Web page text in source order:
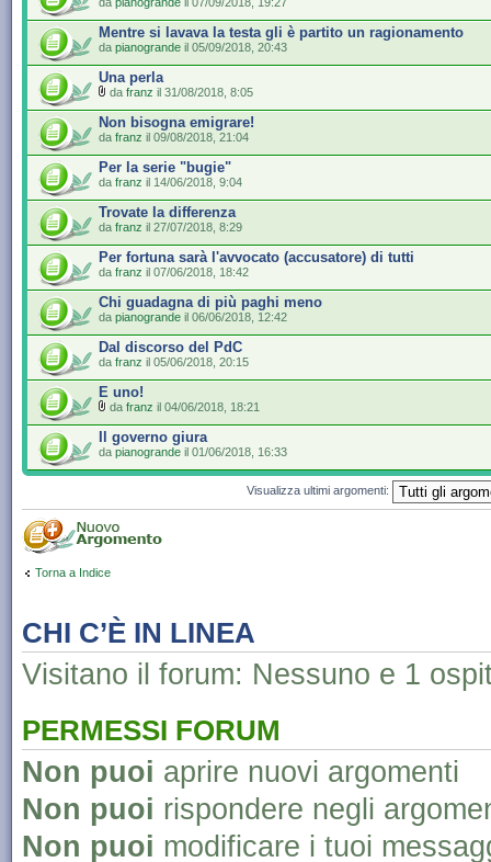
Mentre si lavava la testa gli è partito un ragionamento
da pianogrande il 05/09/2018, 20:43
Una perla
da franz il 31/08/2018, 8:05
Non bisogna emigrare!
da franz il 09/08/2018, 21:04
Per la serie "bugie"
da franz il 14/06/2018, 9:04
Trovate la differenza
da franz il 27/07/2018, 8:29
Per fortuna sarà l'avvocato (accusatore) di tutti
da franz il 07/06/2018, 18:42
Chi guadagna di più paghi meno
da pianogrande il 06/06/2018, 12:42
Dal discorso del PdC
da franz il 05/06/2018, 20:15
E uno!
da franz il 04/06/2018, 18:21
Il governo giura
da pianogrande il 01/06/2018, 16:33
Visualizza ultimi argomenti:
Torna a Indice
CHI C’È IN LINEA
Visitano il forum: Nessuno e 1
PERMESSI FORUM
Non puoi aprire nuovi argomenti
Non puoi rispondere negli
Non puoi modificare i tuoi